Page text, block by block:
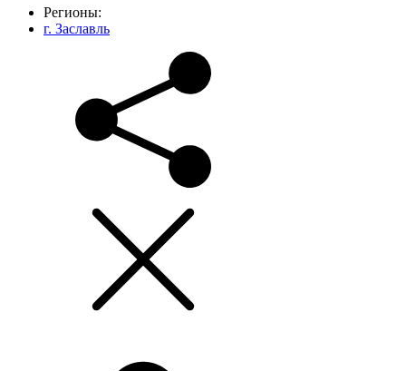
Регионы:
г. Заславль